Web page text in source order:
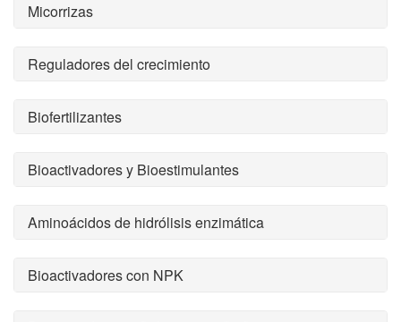
Micorrizas
Reguladores del crecimiento
Biofertilizantes
Bioactivadores y Bioestimulantes
Aminoácidos de hidrólisis enzimática
Bioactivadores con NPK